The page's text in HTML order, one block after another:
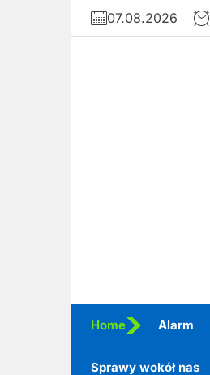
Skip
07.08.2026
Home Alarm
Sprawy wokół nas